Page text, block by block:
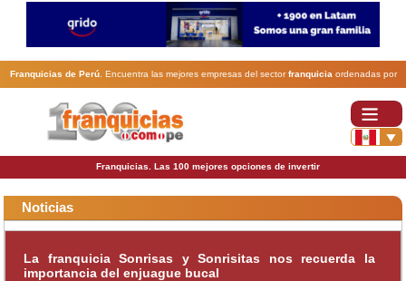
Franquicias de Perú. Encuentra las mejores empresas del sectorfranquicia ordenadas por
actividad. En www.100franquicias.com.pe encontrarás las más rentables, baratas y
Franquicias. Las 100 mejores opciones de invertir
Noticias
La franquicia Sonrisas y Sonrisitas nos recuerda la
importancia del enjuague bucal